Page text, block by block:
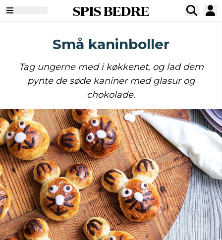
SPIS BEDRE
Små kaninboller
Tag ungerne med i køkkenet, og lad dem
pynte de søde kaniner med glasur og
chokolade.